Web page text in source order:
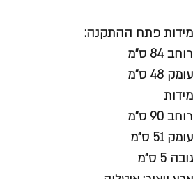
מידות פתח ההתקנה:
רוחב 84 ס"מ
עומק 48 ס"מ
מידות
רוחב 90 ס"מ
עומק 51 ס"מ
גובה 5 ס"מ